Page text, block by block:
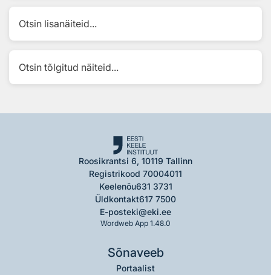
Otsin lisanäiteid...
Otsin tõlgitud näiteid...
Roosikrantsi 6, 10119 Tallinn
Registrikood 70004011
Keelenõu631 3731
Üldkontakt617 7500
E-posteki@eki.ee
Wordweb App 1.48.0
Sõnaveeb
Portaalist